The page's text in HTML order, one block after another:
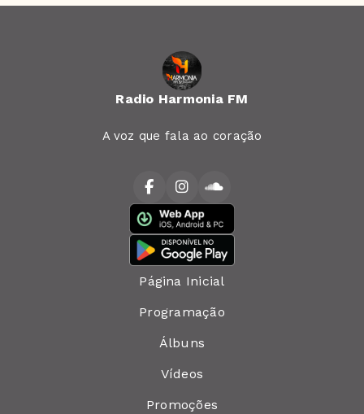
Radio Harmonia FM
A voz que fala ao coração
Página Inicial
Programação
Álbuns
Vídeos
Promoções